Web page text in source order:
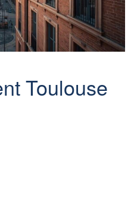
Toulouse